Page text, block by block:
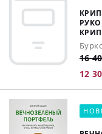
16
12